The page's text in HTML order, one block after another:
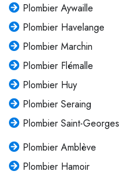
Plombier Aywaille
Plombier Havelange
Plombier Marchin
Plombier Flémalle
Plombier Huy
Plombier Seraing
Plombier Saint-
Plombier Amblève
Plombier Hamoir